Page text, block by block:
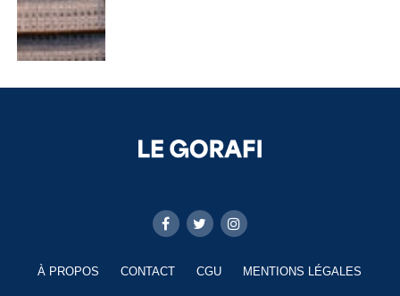
À PROPOS CONTACT CGU MENTIONS LÉGALES